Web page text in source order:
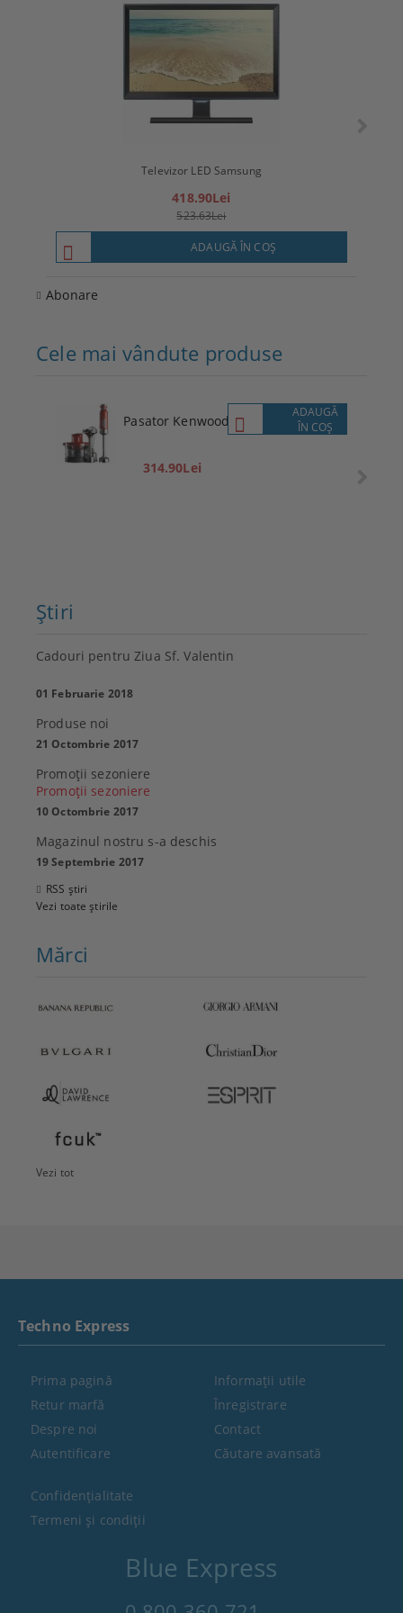
Televizor LED Samsung
418.90Lei
523.63Lei
ADAUGĂ ÎN COŞ
Abonare
Cele mai vândute produse
Pasator Kenwood
314.90Lei
ADAUGĂ
ÎN COŞ
Ştiri
Cadouri pentru Ziua Sf. Valentin
01 Februarie 2018
Produse noi
21 Octombrie 2017
Promoţii sezoniere
Promoţii sezoniere
10 Octombrie 2017
Magazinul nostru s-a deschis
19 Septembrie 2017
RSS știri
Vezi toate știrile
Mărci
Vezi tot
Blue Express
Techno Express
Prima pagină
Retur marfă
Despre noi
Autentificare
Informaţii utile
Înregistrare
Contact
Căutare avansată
Confidenţialitate
Termeni şi condiţii